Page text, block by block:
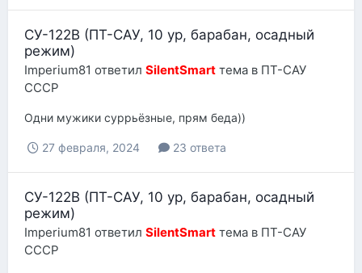
СУ-122В (ПТ-САУ, 10 ур, барабан, осадный
режим)
Imperium81 ответил SilentSmart тема в ПТ-САУ
СССР
Одни мужики суррьёзные, прям беда))
27 февраля, 2024 23 ответа
СУ-122В (ПТ-САУ, 10 ур, барабан, осадный
режим)
Imperium81 ответил SilentSmart тема в ПТ-САУ
СССР